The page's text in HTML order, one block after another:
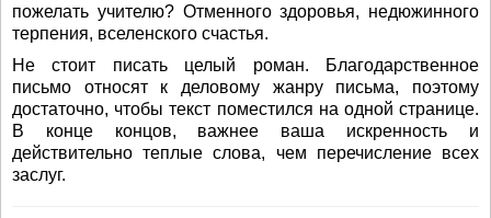
пожелать учителю? Отменного здоровья, недюжинного
терпения, вселенского счастья.
Не стоит писать целый роман. Благодарственное
письмо относят к деловому жанру письма, поэтому
достаточно, чтобы текст поместился на одной странице.
В конце концов, важнее ваша искренность и
действительно теплые слова, чем перечисление всех
заслуг.